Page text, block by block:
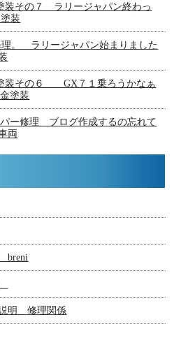
その７ ラリージャパン終わっ
装
。 ラリージャパン始まりました
装その６ GX７１乗ろうかなぁ
塗装
ー修理 ブログ作成するの忘れて
両
breni
明 修理関係